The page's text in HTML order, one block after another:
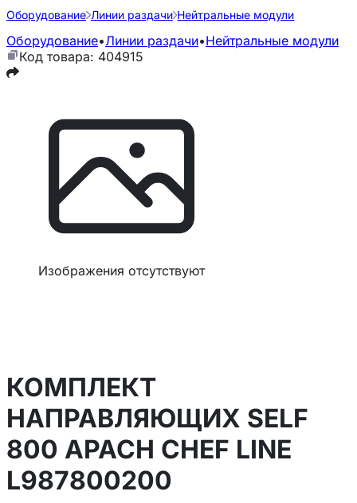
Оборудование Линии раздачи Нейтральные модули
Оборудование•Линии раздачи•Нейтральные модули
Код товара: 404915
Изображения отсутствуют
КОМПЛЕКТ
НАПРАВЛЯЮЩИХ SELF
800 APACH CHEF LINE
L987800200